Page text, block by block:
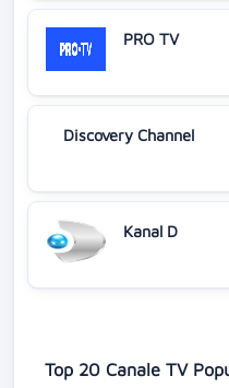
PRO TV
Discovery Channel
Kanal D
Top 20 Canale TV